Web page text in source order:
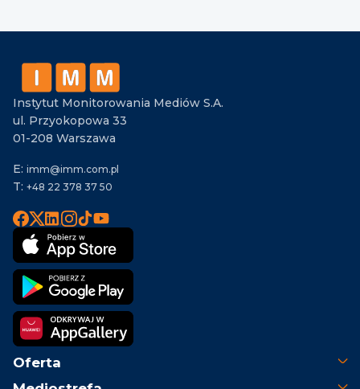
Instytut Monitorowania Mediów S.A.
ul. Przyokopowa 33
01-208 Warszawa
E: imm@imm.com.pl
T: +48 22 378 37 50
Oferta